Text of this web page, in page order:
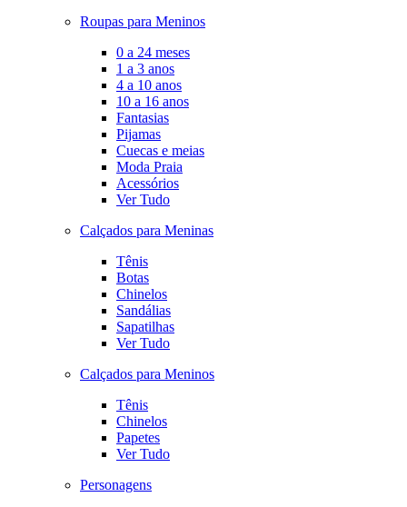
Roupas para Meninos
0 a 24 meses
1 a 3 anos
4 a 10 anos
10 a 16 anos
Fantasias
Pijamas
Cuecas e meias
Moda Praia
Acessórios
Ver Tudo
Calçados para Meninas
Tênis
Botas
Chinelos
Sandálias
Sapatilhas
Ver Tudo
Calçados para Meninos
Tênis
Chinelos
Papetes
Ver Tudo
Personagens